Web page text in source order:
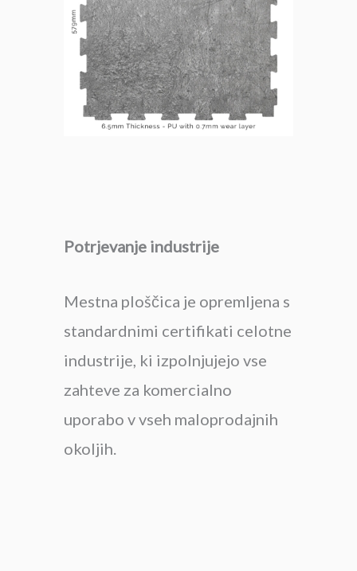
Potrjevanje industrije
Mestna ploščica je opremljena s
standardnimi certifikati celotne
industrije, ki izpolnjujejo vse
zahteve za komercialno
uporabo v vseh maloprodajnih
okoljih.